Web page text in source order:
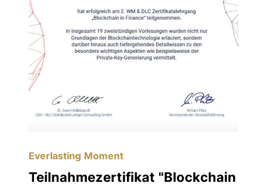
Everlasting Moment
Teilnahmezertifikat "Blockchain